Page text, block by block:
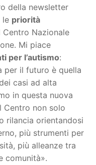
della newsletter
le priorità
Nazionale
Mi piace
per l’autismo:
per il futuro è quella
casi ad alta
in questa nuova
Centro non solo
rilancia orientandosi
più strumenti per
più alleanze tra
comunità».